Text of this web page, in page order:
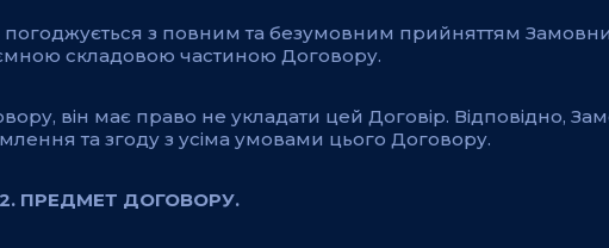
погоджується з повним та безумовним прийняттям
складовою частиною Договору.
він має право не укладати цей Договір. Відповідно,
та згоду з усіма умовами цього Договору.
2. ПРЕДМЕТ ДОГОВОРУ.